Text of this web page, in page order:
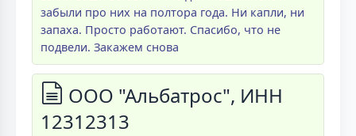
забыли про них на полтора года. Ни капли, ни
запаха. Просто работают. Спасибо, что не
подвели. Закажем снова
ООО "Альбатрос", ИНН
12312313